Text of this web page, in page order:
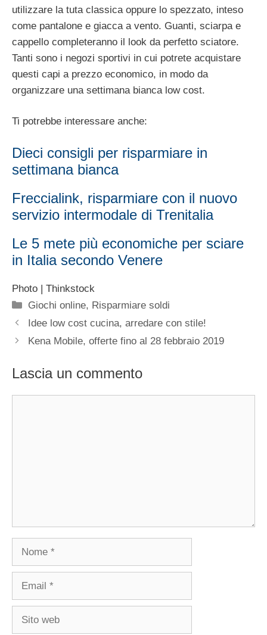
utilizzare la tuta classica oppure lo spezzato, inteso
come pantalone e giacca a vento. Guanti, sciarpa e
cappello completeranno il look da perfetto sciatore.
Tanti sono i negozi sportivi in cui potrete acquistare
questi capi a prezzo economico, in modo da
organizzare una settimana bianca low cost.
Ti potrebbe interessare anche:
Dieci consigli per risparmiare in
settimana bianca
Freccialink, risparmiare con il nuovo
servizio intermodale di Trenitalia
Le 5 mete più economiche per sciare
in Italia secondo Venere
Photo | Thinkstock
Categorie
Giochi online, Risparmiare soldi
Idee low cost cucina, arredare con stile!
Kena Mobile, offerte fino al 28 febbraio 2019
Lascia un commento
Nome
Email
Sito